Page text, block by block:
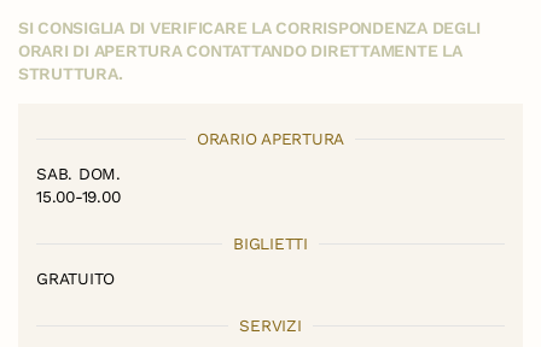
SI CONSIGLIA DI VERIFICARE LA CORRISPONDENZA DEGLI
ORARI DI APERTURA CONTATTANDO DIRETTAMENTE LA
STRUTTURA.
ORARIO APERTURA
SAB. DOM.
15.00-19.00
BIGLIETTI
GRATUITO
SERVIZI